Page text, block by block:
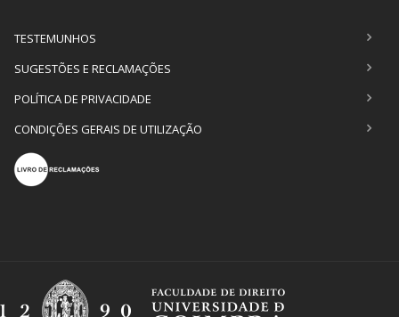
TESTEMUNHOS
SUGESTÕES E RECLAMAÇÕES
POLÍTICA DE PRIVACIDADE
CONDIÇÕES GERAIS DE UTILIZAÇÃO